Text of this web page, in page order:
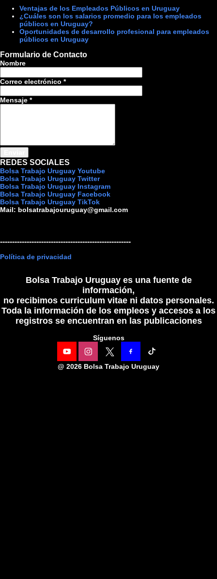
Ventajas de los Empleados Públicos en Uruguay
¿Cuáles son los salarios promedio para los empleados
públicos en Uruguay?
Oportunidades de desarrollo profesional para empleados
públicos en Uruguay
Formulario de Contacto
Nombre
Correo electrónico *
Mensaje *
REDES SOCIALES
Bolsa Trabajo Uruguay Youtube
Bolsa Trabajo Uruguay Twitter
Bolsa Trabajo Uruguay Instagram
Bolsa Trabajo Uruguay Facebook
Bolsa Trabajo Uruguay TikTok
Mail: bolsatrabajouruguay@gmail.com
------------------------------------------------------
Política de privacidad
Bolsa Trabajo Uruguay es una fuente de
información,
no recibimos curriculum vitae ni datos personales.
Toda la información de los empleos y accesos a los
registros se encuentran en las publicaciones
Síguenos
@ 2026 Bolsa Trabajo Uruguay